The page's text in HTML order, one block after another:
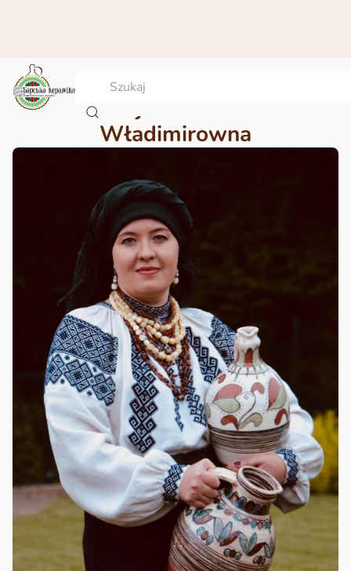
Nikołajewa Wiktoria
Władimirowna